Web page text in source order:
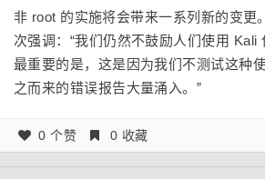
非 root 的实施将会带来一系列新的变更
次强调：“我们仍然不鼓励人们使用 Kali
最重要的是，这是因为我们不测试这种
之而来的错误报告大量涌入。”
0 个赞 0 收藏